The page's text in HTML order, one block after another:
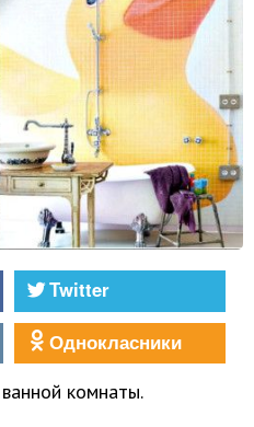
Twitter
Однокласники
комнаты.